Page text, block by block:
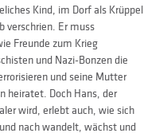
Kind, im Dorf als Krüppel
verschrien. Er muss
Freunde zum Krieg
und Nazi-Bonzen die
und seine Mutter
heiratet. Doch Hans, der
wird, erlebt auch, wie sich
nach wandelt, wächst und